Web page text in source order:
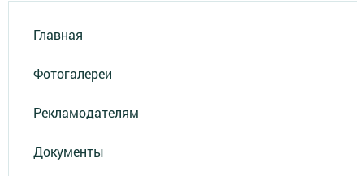
Главная
Фотогалереи
Рекламодателям
Документы